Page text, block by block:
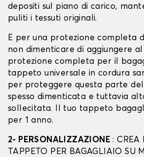
depositi sul piano di carico,
puliti i tessuti originali.
E per una protezione completa
non dimenticare di aggiungere
protezione completa per il
tappeto universale in cordura
per proteggere questa parte
spesso dimenticata e tuttavia
sollecitata. Il tuo tappeto
per 1 anno.
2- PERSONALIZZAZIONE: CREA
TAPPETO PER BAGAGLIAIO SU